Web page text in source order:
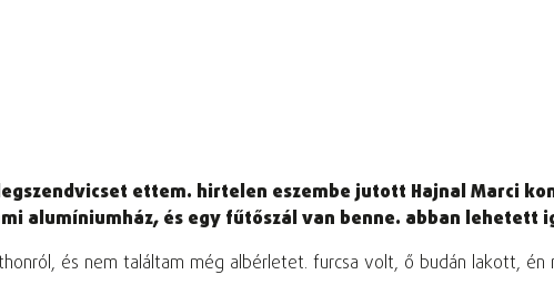
ettem. hirtelen eszembe jutott Hajnal Marci
alumíniumház, és egy fűtőszál van benne. abban lehetett
és nem találtam még albérletet. furcsa volt, ő budán lakott,